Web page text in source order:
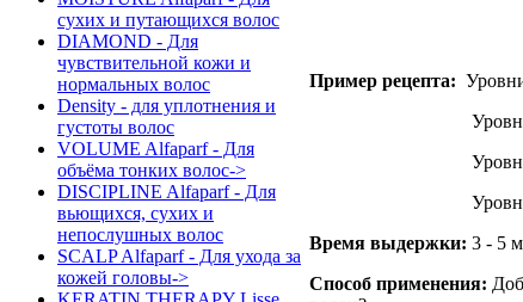
сухих и путающихся волос
DIAMOND - Для
чувствительной кожи и
нормальных волос
Density - для уплотнения и
густоты волос
VOLUME Alfaparf - Для
объёма тонких волос->
DISCIPLINE Alfaparf - Для
вьющихся, сухих и
непослушных волос
SCALP Alfaparf - Для ухода за
кожей головы->
Уровни 1/
Пример рецепта:
Уровни 6/7 —
Уровни 4/5 —
Уровни 1/2/3 —
Время выдержки: 3 - 5
Способ применения: